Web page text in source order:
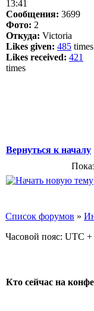
13:41
Сообщения: 3699
Фото: 2
Откуда: Victoria
Likes given: 485 times
Likes received: 421
times
Вернуться к началу
Список форумов »
Часовой пояс: UTC +
Кто сейчас на